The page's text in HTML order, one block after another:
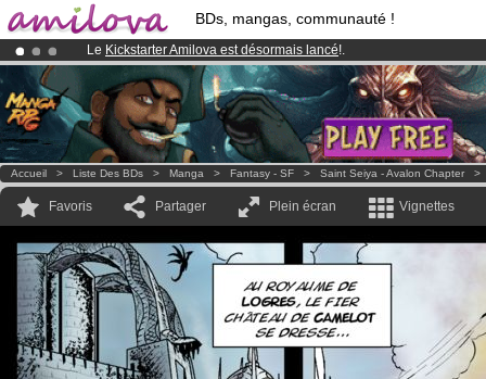
BDs, mangas, communauté !
Le Kickstarter Amilova est désormais lancé!.
Abonnement premium: à partir de3.95 eurospar mois !Clique ici
Déjà 134393membreset 1208BDs & Mangas!
Accueil > Liste Des BDs > Manga > Fantasy - SF > Saint Seiya - Avalon Chapter
Favoris Partager Plein écran Vignettes